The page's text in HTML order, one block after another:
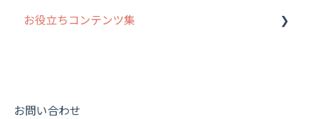
8. 用語集
【業界業種別】cyzen設定方法
勤怠管理
帳票出力
履歴
パフォーマンス
報告書・行動種別
活動通知
写真管理・高画質化
その他オプション
ルート自動記録 について
報告書について
お役立ちコンテンツ集
動画集：共通
お問い合わせ